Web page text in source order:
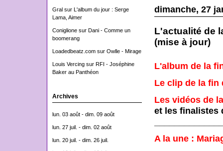
Gralsur L'album du jour : Serge
Lama, Aimer
Coniglionesur Dani - Comme un
boomerang
Loadedbeatz.comsur Owlle - Mirage
Louis Vercingsur RFI - Joséphine
Baker au Panthéon
Archives
lun. 03 août - dim. 09 août
lun. 27 juil. - dim. 02 août
lun. 20 juil. - dim. 26 juil.
dimanche, 27
L'actualité de
(mise à jour)
L'album de la
Le clip de la fin
Les vidéos de
et les finalistes
A la une :